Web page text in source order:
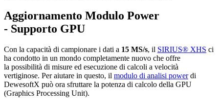
Aggiornamento Modulo Power
- Supporto GPU
Con la capacità di campionare i dati a 15 MS/s, il SIRIUS® XHS ci
ha condotto in un mondo completamente nuovo che offre
la possibilità di misure ed esecuzione di calcoli a velocità
vertiginose. Per aiutare in questo, il modulo di analisi powerdi
DewesoftX può ora sfruttare la potenza di calcolo della GPU
(Graphics Processing Unit).